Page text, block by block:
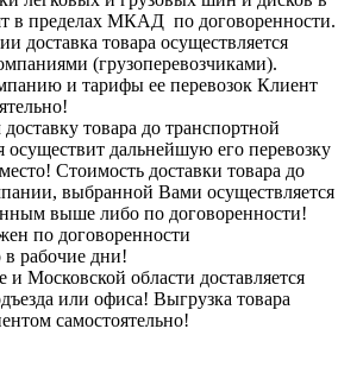
в пределах МКАД по договоренности.
доставка товара осуществляется
(грузоперевозчиками).
и тарифы ее перевозок Клиент
товара до транспортной
осуществит дальнейшую его перевозку
Стоимость доставки товара до
выбранной Вами осуществляется
выше либо по договоренности!
по договоренности
рабочие дни!
и Московской области доставляется
или офиса! Выгрузка товара
самостоятельно!